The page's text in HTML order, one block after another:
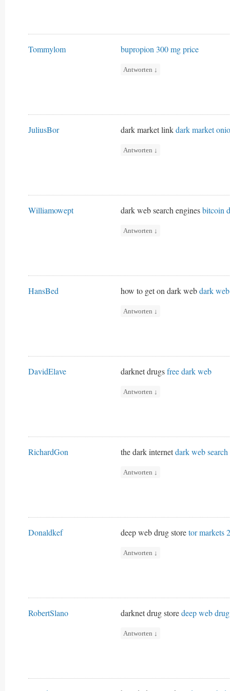
Tommylom bupropion 300 mg price
Antworten ↓
JuliusBor dark market linkdark market
Antworten ↓
Williamowept dark web search enginesbitcoin
Antworten ↓
HansBed how to get on dark webdark
Antworten ↓
DavidElave darknet drugsfree dark web
Antworten ↓
RichardGon the dark internetdark web
Antworten ↓
Donaldkef deep web drug storetor markets
Antworten ↓
RobertSlano darknet drug storedeep web
Antworten ↓